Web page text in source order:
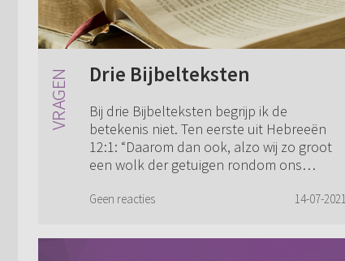
Drie Bijbelteksten
Bij drie Bijbelteksten begrijp ik de
betekenis niet. Ten eerste uit Hebreeën
12:1: “Daarom dan ook, alzo wij zo groot
een wolk der getuigen rondom ons
opzie...
Geen reacties 14-07-2021